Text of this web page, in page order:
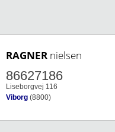
RAGNER nielsen
86627186
Liseborgvej 116
Viborg (8800)